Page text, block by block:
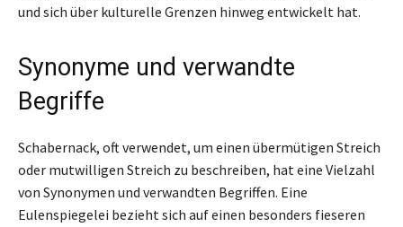
und sich über kulturelle Grenzen hinweg entwickelt hat.
Synonyme und verwandte
Begriffe
Schabernack, oft verwendet, um einen übermütigen Streich
oder mutwilligen Streich zu beschreiben, hat eine Vielzahl
von Synonymen und verwandten Begriffen. Eine
Eulenspiegelei bezieht sich auf einen besonders fieseren